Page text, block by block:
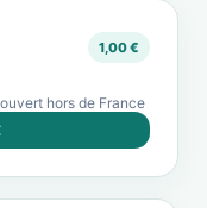
1,00 €
hors de France